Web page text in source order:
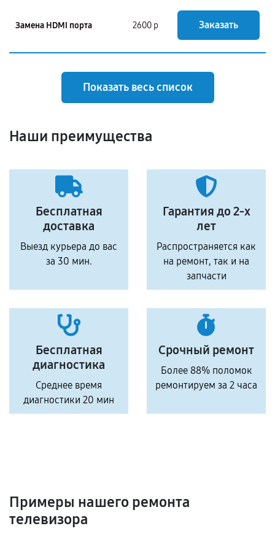
Замена HDMI порта 2600 р Заказать
Показать весь список
Наши преимущества
Бесплатная
доставка
Выезд курьера до вас
за 30 мин.
Гарантия до 2-х
лет
Распространяется как
на ремонт, так и на
запчасти
Бесплатная
диагностика
Среднее время
диагностики 20 мин
Срочный ремонт
Более 88% поломок
ремонтируем за 2 часа
Примеры нашего ремонта
телевизора